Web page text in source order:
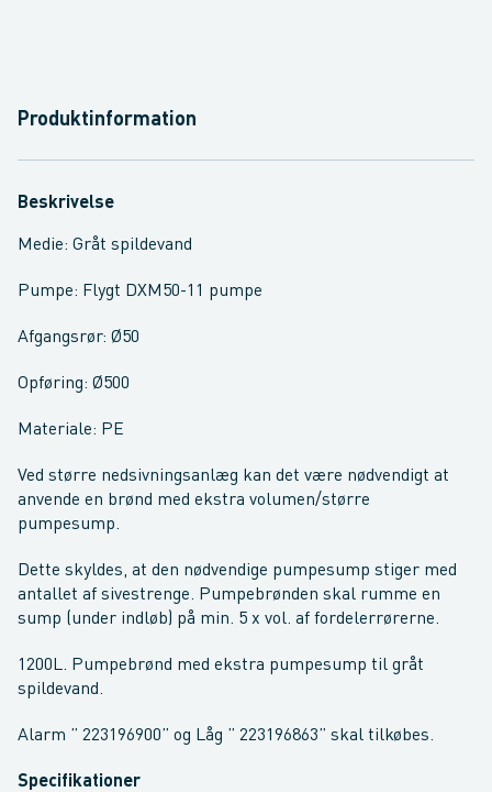
Produktinformation
Beskrivelse
Medie: Gråt spildevand
Pumpe: Flygt DXM50-11 pumpe
Afgangsrør: Ø50
Opføring: Ø500
Materiale: PE
Ved større nedsivningsanlæg kan det være nødvendigt at
anvende en brønd med ekstra volumen/større
pumpesump.
Dette skyldes, at den nødvendige pumpesump stiger med
antallet af sivestrenge. Pumpebrønden skal rumme en
sump (under indløb) på min. 5 x vol. af fordelerrørerne.
1200L. Pumpebrønd med ekstra pumpesump til gråt
spildevand.
Alarm ” 223196900” og Låg ” 223196863” skal tilkøbes.
Specifikationer